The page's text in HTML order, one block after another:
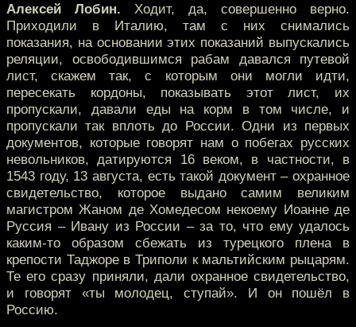
Алексей Лобин. Ходит, да, совершенно верно.
Приходили в Италию, там с них снимались
показания, на основании этих показаний выпускались
реляции, освободившимся рабам давался путевой
лист, скажем так, с которым они могли идти,
пересекать кордоны, показывать этот лист, их
пропускали, давали еды на корм в том числе, и
пропускали так вплоть до России. Одни из первых
документов, которые говорят нам о побегах русских
невольников, датируются 16 веком, в частности, в
1543 году, 13 августа, есть такой документ – охранное
свидетельство, которое выдано самим великим
магистром Жаном де Хомедесом некоему Иоанне де
Руссия – Ивану из России – за то, что ему удалось
каким-то образом сбежать из турецкого плена в
крепости Таджоре в Триполи к мальтийским рыцарям.
Те его сразу приняли, дали охранное свидетельство,
и говорят «ты молодец, ступай». И он пошёл в
Россию.